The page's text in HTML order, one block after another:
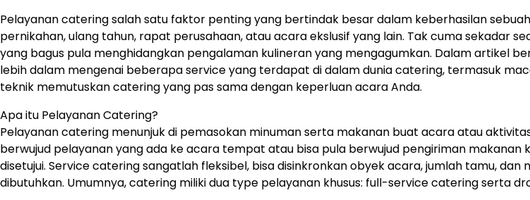
Pelayanan catering salah satu faktor penting yang bertindak besar dalam keberhasilan
pernikahan, ulang tahun, rapat perusahaan, atau acara ekslusif yang lain. Tak cuma sekadar
yang bagus pula menghidangkan pengalaman kulineran yang mengagumkan. Dalam artikel
lebih dalam mengenai beberapa service yang terdapat di dalam dunia catering, termasuk
teknik memutuskan catering yang pas sama dengan keperluan acara Anda.
Apa itu Pelayanan Catering?
Pelayanan catering menunjuk di pemasokan minuman serta makanan buat acara atau
berwujud pelayanan yang ada ke acara tempat atau bisa pula berwujud pengiriman makanan
disetujui. Service catering sangatlah fleksibel, bisa disinkronkan obyek acara, jumlah tamu, dan
dibutuhkan. Umumnya, catering miliki dua type pelayanan khusus: full-service catering serta